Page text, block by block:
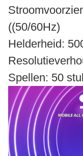
((50/60Hz)
Helderheid:
Spellen: 50